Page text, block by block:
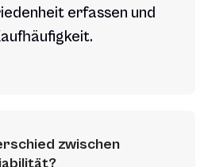
erfassen und
zwischen